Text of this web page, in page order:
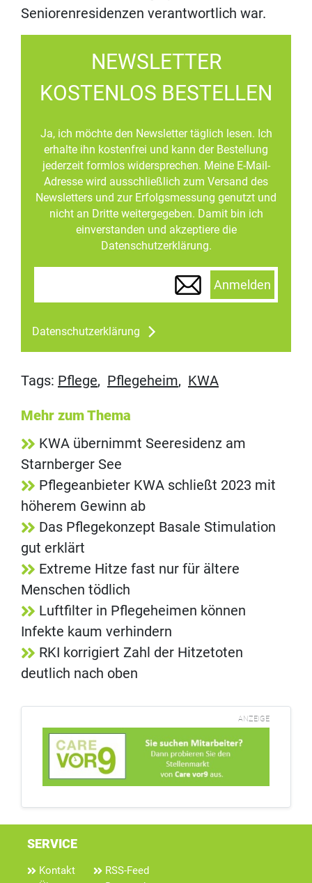
Seniorenresidenzen verantwortlich war.
NEWSLETTER
KOSTENLOS BESTELLEN
Ja, ich möchte den Newsletter täglich lesen. Ich
erhalte ihn kostenfrei und kann der Bestellung
jederzeit formlos widersprechen. Meine E-Mail-
Adresse wird ausschließlich zum Versand des
Newsletters und zur Erfolgsmessung genutzt und
nicht an Dritte weitergegeben. Damit bin ich
einverstanden und akzeptiere die
Datenschutzerklärung.
Anmelden
Datenschutzerklärung
Tags: Pflege, Pflegeheim, KWA
Mehr zum Thema
KWA übernimmt Seeresidenz am
Starnberger See
Pflegeanbieter KWA schließt 2023 mit
höherem Gewinn ab
Das Pflegekonzept Basale Stimulation
gut erklärt
Extreme Hitze fast nur für ältere
Menschen tödlich
Luftfilter in Pflegeheimen können
Infekte kaum verhindern
RKI korrigiert Zahl der Hitzetoten
deutlich nach oben
ANZEIGE
SERVICE
Kontakt
RSS-Feed